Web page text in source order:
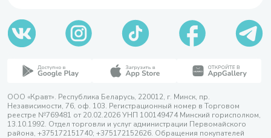
ООО «Кравт». Республика Беларусь, 220012, г. Минск, пр.
Независимости, 76, оф. 103. Регистрационный номер в Торговом
реестре №769481 от 20.02.2026 УНП 100149474 Минский горисполком,
13.10.1992. Отдел торговли и услуг администрации Первомайского
района, +375172151740; +375172152626. Обращения покупателей